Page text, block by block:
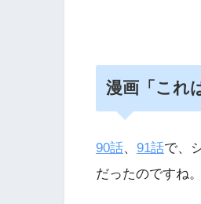
漫画「これ
90話、 91話で、
だったのですね。